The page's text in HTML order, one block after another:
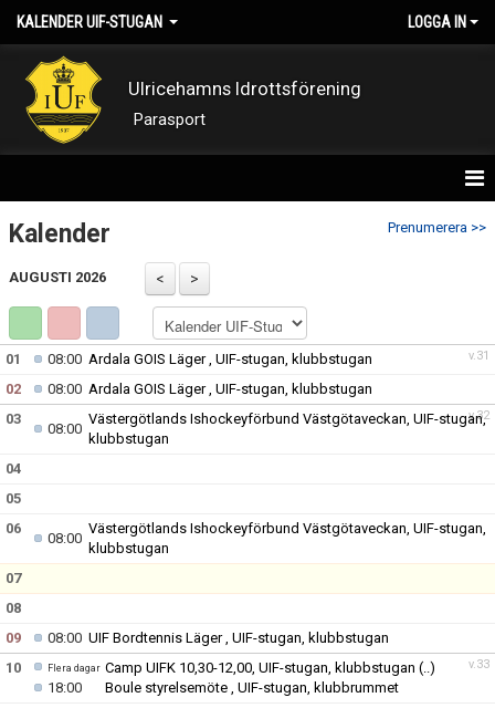
KALENDER UIF-STUGAN LOGGA IN
Ulricehamns Idrottsförening
Parasport
KALENDER Prenumerera >>
Kalender
AUGUSTI 2026
v.31
01 08:00 Ardala GOIS Läger , UIF-stugan, klubbstugan
02
08:00 Ardala GOIS Läger , UIF-stugan, klubbstugan
v.32
03
08:00
Västergötlands Ishockeyförbund Västgötaveckan, UIF-stugan,
klubbstugan
04
05
06
08:00
Västergötlands Ishockeyförbund Västgötaveckan, UIF-stugan,
klubbstugan
07
08
09
08:00 UIF Bordtennis Läger , UIF-stugan, klubbstugan
v.33
10 Flera dagar Camp UIFK 10,30-12,00, UIF-stugan, klubbstugan (..)
18:00
Boule styrelsemöte , UIF-stugan, klubbrummet